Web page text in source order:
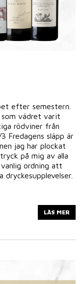
efter semestern.
vädret varit
rödviner från
Fredagens släpp är
jag har plockat
på mig av alla
ordning att
LÄS MER